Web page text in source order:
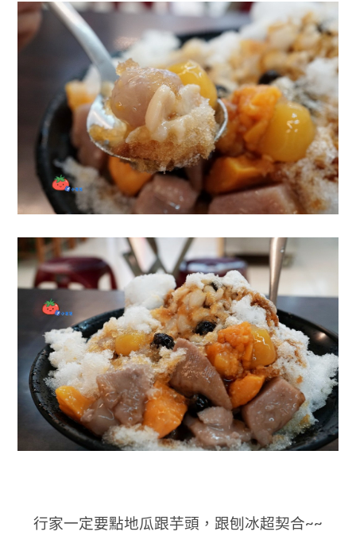
行家一定要點地瓜跟芋頭，跟刨冰超契合~~